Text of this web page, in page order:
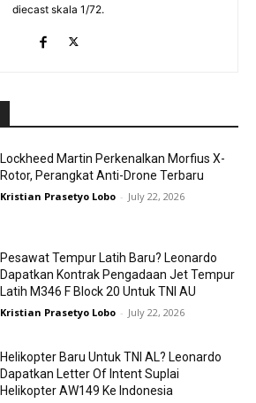
diecast skala 1/72.
Lockheed Martin Perkenalkan Morfius X-
Rotor, Perangkat Anti-Drone Terbaru
Kristian Prasetyo Lobo - July 22, 2026
Pesawat Tempur Latih Baru? Leonardo
Dapatkan Kontrak Pengadaan Jet Tempur
Latih M346 F Block 20 Untuk TNI AU
Kristian Prasetyo Lobo - July 22, 2026
Helikopter Baru Untuk TNI AL? Leonardo
Dapatkan Letter Of Intent Suplai
Helikopter AW149 Ke Indonesia